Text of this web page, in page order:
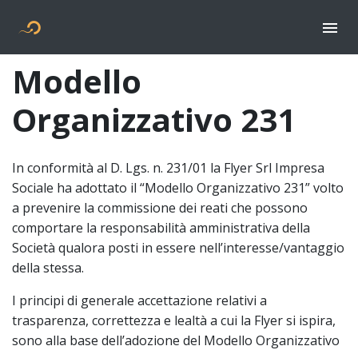
Flyer new media
Modello
Organizzativo 231
In conformità al D. Lgs. n. 231/01 la Flyer Srl Impresa
Sociale ha adottato il “Modello Organizzativo 231” volto
a prevenire la commissione dei reati che possono
comportare la responsabilità amministrativa della
Società qualora posti in essere nell’interesse/vantaggio
della stessa.
I principi di generale accettazione relativi a
trasparenza, correttezza e lealtà a cui la Flyer si ispira,
sono alla base dell’adozione del Modello Organizzativo